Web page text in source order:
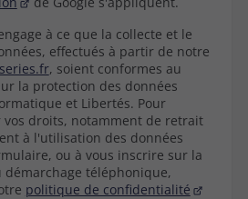
à ce que la collecte et le
effectués à partir de notre
, soient conformes au
la protection des données
et Libertés. Pour
vos droits, notamment de retrait
à l'utilisation des données
ou à vous inscrire sur la
téléphonique,
politique de confidentialité